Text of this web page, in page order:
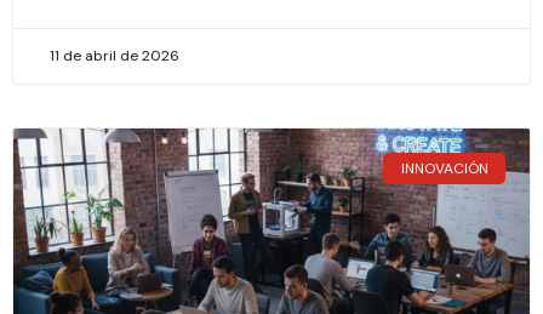
11 de abril de 2026
INNOVACIÓN